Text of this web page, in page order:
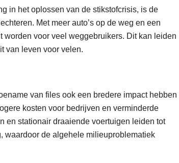
in het oplossen van de stikstofcrisis, is de
Met meer auto’s op de weg en een
voor veel weggebruikers. Dit kan leiden
van leven voor velen.
van files ook een bredere impact hebben
kosten voor bedrijven en verminderde
en stationair draaiende voertuigen leiden tot
waardoor de algehele milieuproblematiek